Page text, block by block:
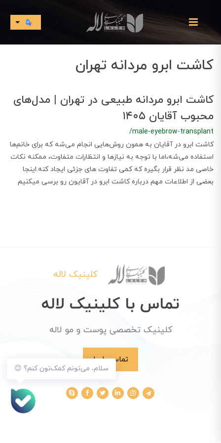
کاشت ابرو مردانه تهران
کاشت ابرو مردانه طبیعی در تهران | مدل‌های
محبوب آقایان ۱۴۰۵
/male-eyebrow-transplant
کاشت ابرو در آقایان به همون روش‌هایی انجام می‌شه که برای خانم‌ها
استفاده می‌شه،اما با توجه به نیازها و انتظارات متفاوت، ممکنه نکات
خاصی مد نظر قرار بگیره که کمی تفاوت های جزئی ایجاد کنه.اینجا
بعضی از اطلاعات مهم درباره کاشت ابرو در آقایون رو برسی میکنیم
سلام، می‌تونم کمک‌تون کنم؟ 😊
کلینیک لاله
تماس با کلینیک لاله
کلینیک تخصصی پوست و مو لاله
تماس با ما